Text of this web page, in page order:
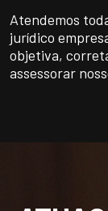
ÁREAS DE
INSTITUTO
ATUAÇÃO
Atendemos
jurídico
objetiva,
assessorar